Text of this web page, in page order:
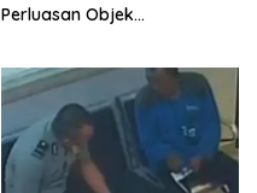
Perluasan Objek